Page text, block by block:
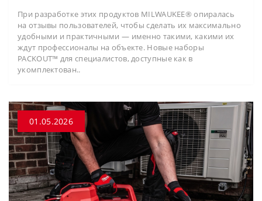
При разработке этих продуктов MILWAUKEE® опиралась
на отзывы пользователей, чтобы сделать их максимально
удобными и практичными — именно такими, какими их
ждут профессионалы на объекте. Новые наборы
PACKOUT™ для специалистов, доступные как в
укомплектован..
01.05.2026